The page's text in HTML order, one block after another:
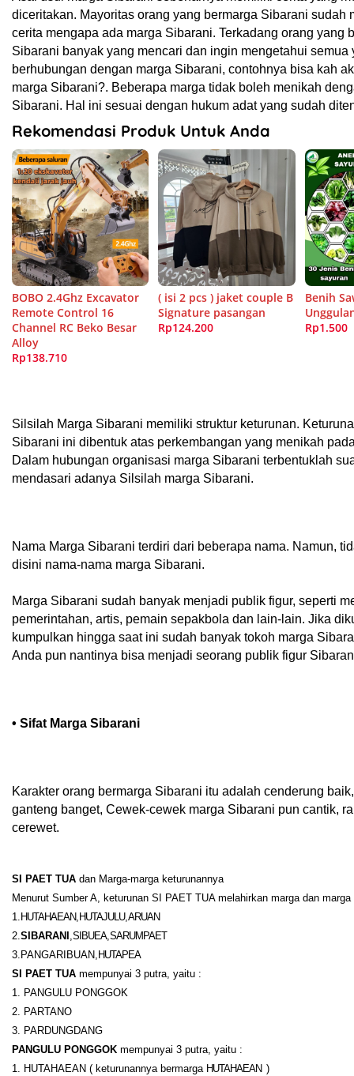
diceritakan. Mayoritas orang yang bermarga Sibarani sudah
cerita mengapa ada marga Sibarani. Terkadang orang yang
Sibarani banyak yang mencari dan ingin mengetahui semua
berhubungan dengan marga Sibarani, contohnya bisa kah
marga Sibarani?. Beberapa marga tidak boleh menikah
Sibarani. Hal ini sesuai dengan hukum adat yang sudah
Rekomendasi Produk Untuk Anda
BOBO 2.4Ghz Excavator
Remote Control 16
Channel RC Beko Besar
Alloy
Rp138.710
( isi 2 pcs ) jaket couple B
Signature pasangan
Rp124.200
Benih
Rp1.500
Silsilah Marga Sibarani memiliki struktur keturunan.
Sibarani ini dibentuk atas perkembangan yang menikah
Dalam hubungan organisasi marga Sibarani terbentuklah
mendasari adanya Silsilah marga Sibarani.
Nama Marga Sibarani terdiri dari beberapa nama. Namun,
disini nama-nama marga Sibarani.
Marga Sibarani sudah banyak menjadi publik figur, seperti
pemerintahan, artis, pemain sepakbola dan lain-lain. Jika
kumpulkan hingga saat ini sudah banyak tokoh marga
Anda pun nantinya bisa menjadi seorang publik figur
• Sifat Marga Sibarani
Karakter orang bermarga Sibarani itu adalah cenderung
ganteng banget, Cewek-cewek marga Sibarani pun cantik,
cerewet.
SI PAET TUA dan Marga-marga keturunannya
Menurut Sumber A, keturunan SI PAET TUA melahirkan marga dan
1. HUTAHAEAN, HUTAJULU,ARUAN
2.SIBARANI ,SIBUEA,SARUMPAET
3.PANGARIBUAN, HUTAPEA
SI PAET TUA mempunyai 3 putra, yaitu :
1. PANGULU PONGGOK
2. PARTANO
3. PARDUNGDANG
PANGULU PONGGOK mempunyai 3 putra, yaitu :
1. HUTAHAEAN ( keturunannya bermarga HUTAHAEAN )